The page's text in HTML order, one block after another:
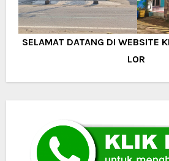
SELAMAT DATANG DI WEBSITE
LOR